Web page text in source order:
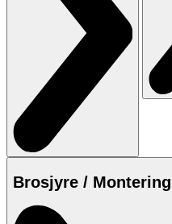
Brosjyre / Montering